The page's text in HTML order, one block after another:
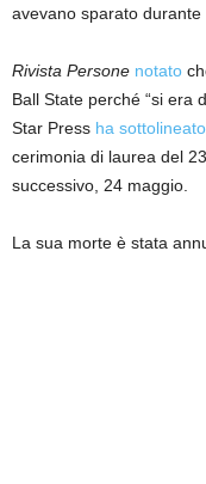
avevano sparato durante
Rivista Persone notato
Ball State perché “si era
Star Press ha sottolineato
cerimonia di laurea del
successivo, 24 maggio.
La sua morte è stata